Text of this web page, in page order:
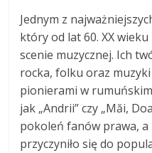
Jednym z
który od lat 60. XX
scenie muzycznej. Ich
rocka, folku oraz muzyki
pionierami w
jak „Andrii” czy „Măi,
pokoleń fanów prawa,
przyczyniło się do